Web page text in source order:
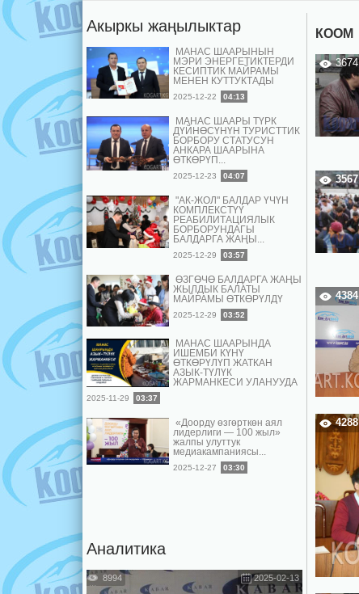
Акыркы жаңылыктар
МАНАС ШААРЫНЫН
МЭРИ ЭНЕРГЕТИКТЕРДИ
КЕСИПТИК МАЙРАМЫ
МЕНЕН КУТТУКТАДЫ
2025-12-22 04:13
МАНАС ШААРЫ ТҮРК
ДҮЙНӨСҮНҮН ТУРИСТТИК
БОРБОРУ СТАТУСУН
АНКАРА ШААРЫНА
ӨТКӨРҮП...
2025-12-23 04:07
"АК-ЖОЛ" БАЛДАР ҮЧҮН
КОМПЛЕКСТҮҮ
РЕАБИЛИТАЦИЯЛЫК
БОРБОРУНДАГЫ
БАЛДАРГА ЖАҢЫ...
2025-12-29 03:57
ӨЗГӨЧӨ БАЛДАРГА ЖАҢЫ
ЖЫЛДЫК БАЛАТЫ
МАЙРАМЫ ӨТКӨРҮЛДҮ
2025-12-29 03:52
МАНАС ШААРЫНДА
ИШЕМБИ КҮНҮ
ӨТКӨРҮЛҮП ЖАТКАН
АЗЫК-ТҮЛҮК
ЖАРМАНКЕСИ УЛАНУУДА
2025-11-29 03:37
«Доорду өзгөрткөн аял
лидерлиги — 100 жыл»
жалпы улуттук
медиакампаниясы...
2025-12-27 03:30
Аналитика
2025-02-13
8994
КООМ
3674
3567
4384
4288